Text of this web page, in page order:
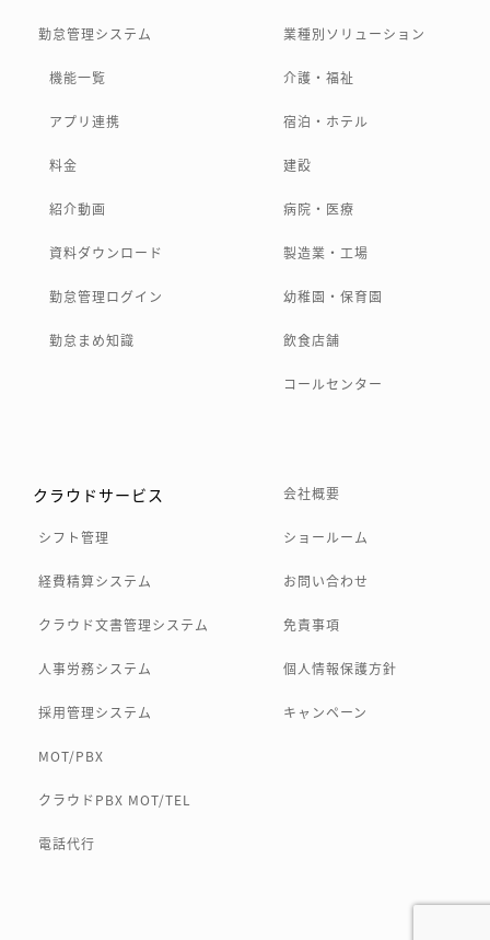
勤怠管理システム
機能一覧
アプリ連携
料金
紹介動画
資料ダウンロード
勤怠管理ログイン
勤怠まめ知識
業種別ソリューション
介護・福祉
宿泊・ホテル
建設
病院・医療
製造業・工場
幼稚園・保育園
飲食店舗
コールセンター
クラウドサービス
シフト管理
経費精算システム
クラウド文書管理システム
人事労務システム
採用管理システム
MOT/PBX
クラウドPBX MOT/TEL
電話代行
会社概要
ショールーム
お問い合わせ
免責事項
個人情報保護方針
キャンペーン